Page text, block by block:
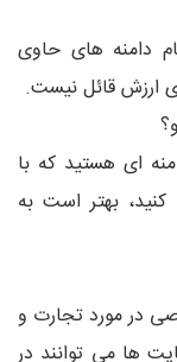
دامنه های حاوی
ارزش قائل نیست.
ای هستید که با
بهتر است به
در مورد تجارت و
ها می توانند در